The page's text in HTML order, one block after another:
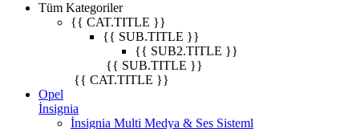
Tüm Kategoriler
{{ CAT.TITLE }}
{{ SUB.TITLE }}
{{ SUB2.TITLE }}
{{ SUB.TITLE }}
{{ CAT.TITLE }}
Opel
İnsignia
İnsignia Multi Medya & Ses Sisteml